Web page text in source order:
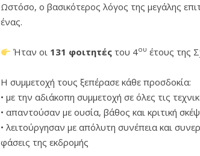
Ωστόσο, ο βασικότερος λόγος της μεγάλης
ένας.
Ήταν οι 131 φοιτητέςτου 4ου έτους της
Η συμμετοχή τους ξεπέρασε κάθε προσδοκία:
• με την αδιάκοπη συμμετοχή σε όλες τις
• απαντούσαν με ουσία, βάθος και κριτική
• λειτούργησαν με απόλυτη συνέπεια και
φάσεις της εκδρομής